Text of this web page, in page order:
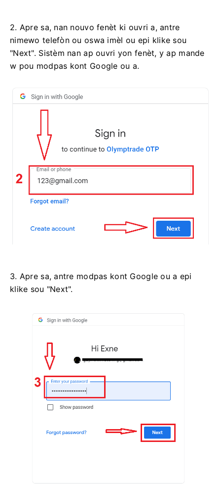
2. Apre sa, nan nouvo fenèt ki ouvri a, antre
nimewo telefòn ou oswa imèl ou epi klike sou
"Next". Sistèm nan ap ouvri yon fenèt, y ap mande
w pou modpas kont Google ou a.
3. Apre sa, antre modpas kont Google ou a epi
klike sou "Next".